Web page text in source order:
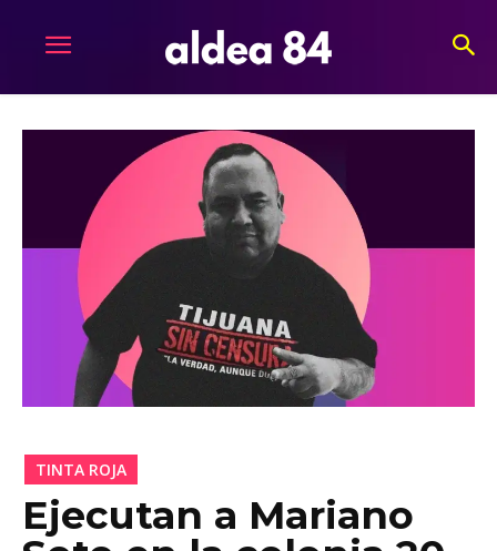
TINTA ROJA
Ejecutan a Mariano